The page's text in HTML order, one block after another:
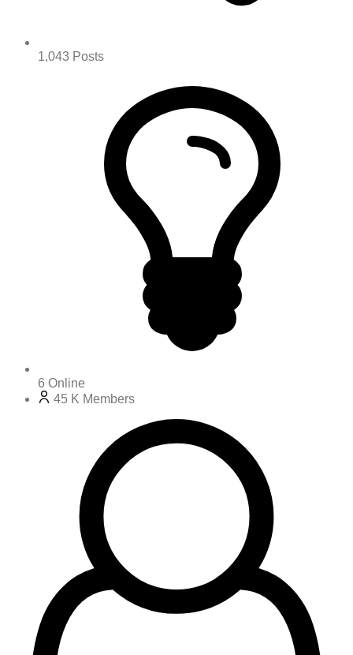
1,043 Posts
6 Online
45 K Members